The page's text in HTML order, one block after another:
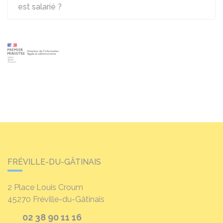
est salarié ?
FRÉVILLE-DU-GÂTINAIS
2 Place Louis Croum
45270 Fréville-du-Gâtinais
02 38 90 11 16